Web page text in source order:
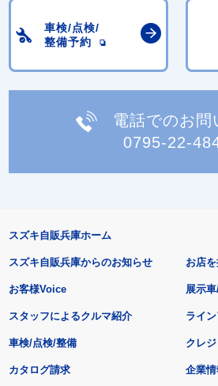
車検/点検/
整備予約
電話でのお問
0795-22-
スズキ自販兵庫ホーム
スズキ自販兵庫からのお知らせ
お客様Voice
スタッフによるクルマ紹介
お店
展示
ライ
車検/点検/整備 クレ
カタログ請求 企業情